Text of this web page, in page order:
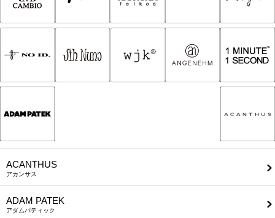
ACANTHUS
アカンサス
ADAM PATEK
アダムパティック